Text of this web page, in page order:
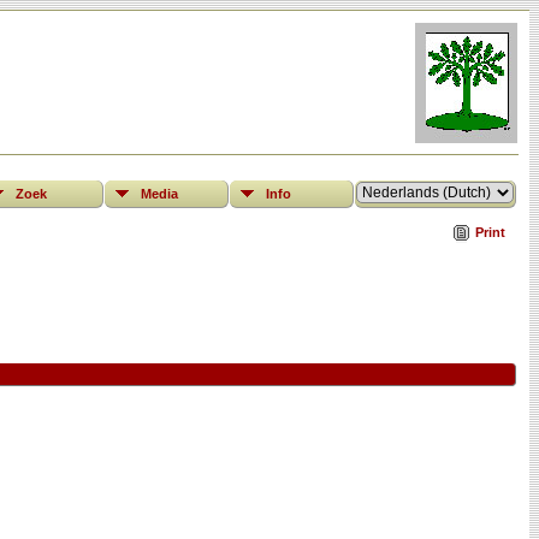
Zoek Media Info
Print